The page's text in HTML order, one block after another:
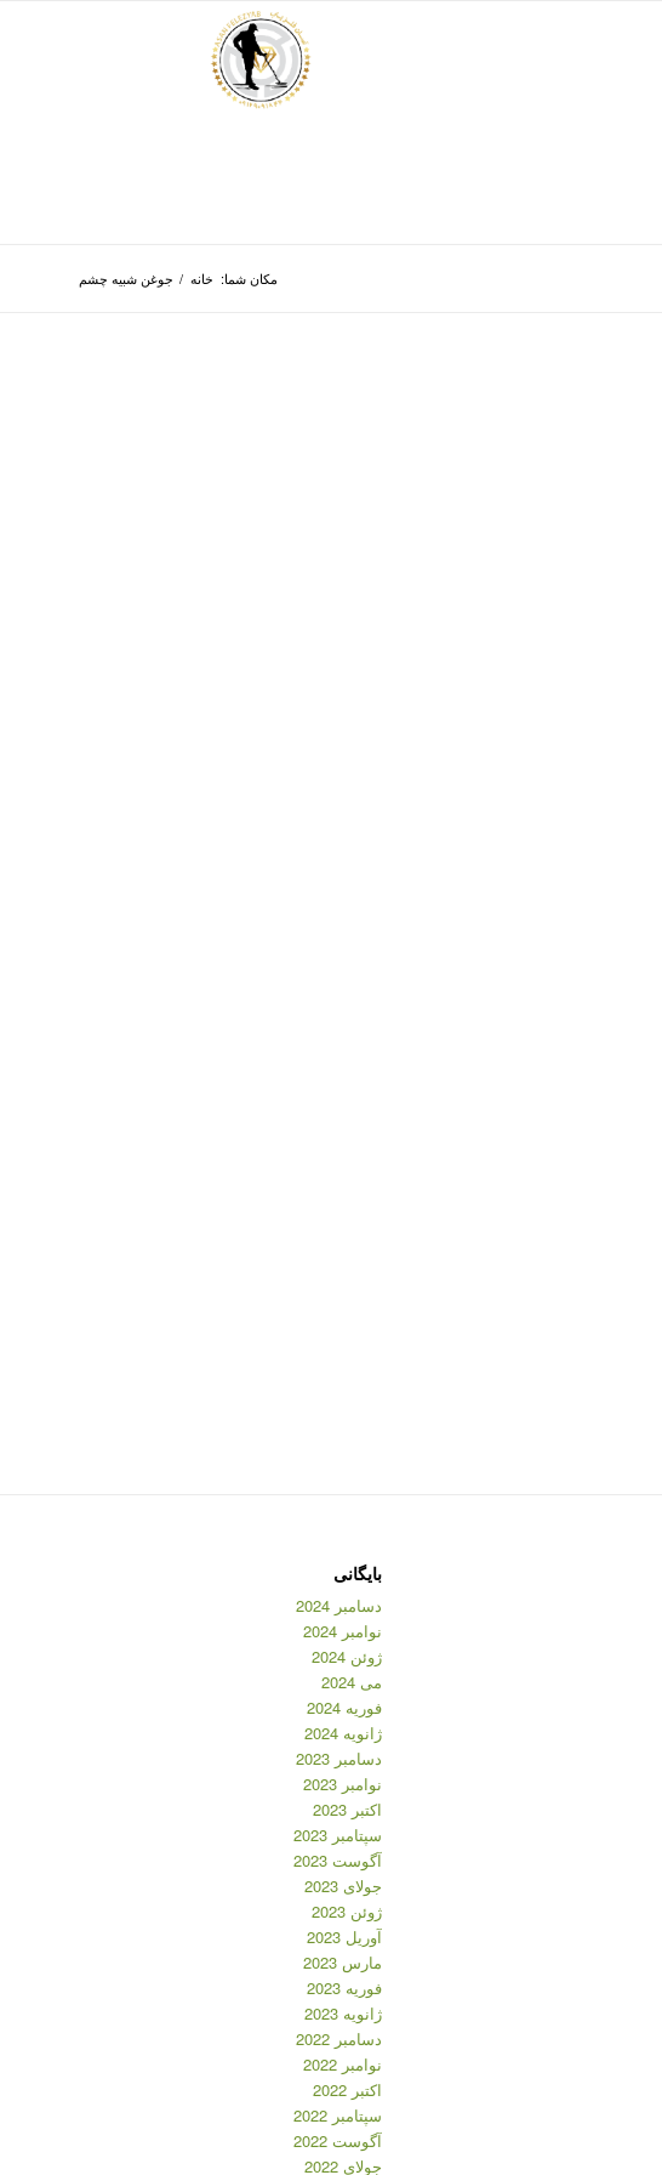
مکان شما: خانه / جوغن شبیه چشم
بایگانی
دسامبر 2024
نوامبر 2024
ژوئن 2024
می 2024
فوریه 2024
ژانویه 2024
دسامبر 2023
نوامبر 2023
اکتبر 2023
سپتامبر 2023
آگوست 2023
جولای 2023
ژوئن 2023
آوریل 2023
مارس 2023
فوریه 2023
ژانویه 2023
دسامبر 2022
نوامبر 2022
اکتبر 2022
سپتامبر 2022
آگوست 2022
جولای 2022